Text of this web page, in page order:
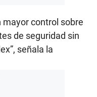
mayor control sobre
de seguridad sin
señala la